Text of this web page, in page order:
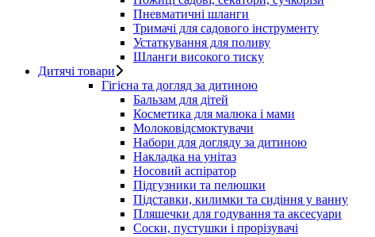
Пневматичні шланги
Тримачі для садового інструменту
Устаткування для поливу
Шланги високого тиску
Дитячі товари
Гігієна та догляд за дитиною
Бальзам для дітей
Косметика для малюка і мами
Молоковідсмоктувачи
Набори для догляду за дитиною
Накладка на унітаз
Носовий аспіратор
Підгузники та пелюшки
Підставки, килимки та сидіння у ванну
Пляшечки для годування та аксесуари
Соски, пустушки і прорізувачі